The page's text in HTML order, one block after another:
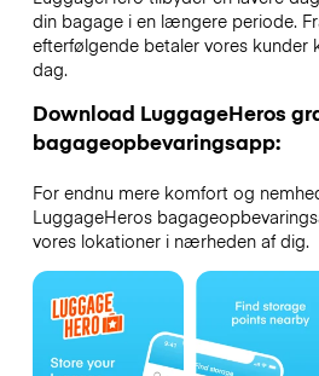
din bagage i en længere periode.
efterfølgende betaler vores kunder
dag.
Download LuggageHeros
bagageopbevaringsapp:
For endnu mere komfort og
LuggageHeros
vores lokationer i nærheden af dig.